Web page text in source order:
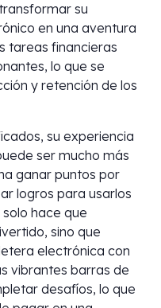
su
en una aventura
tareas financieras
lo que se
y retención de los
su experiencia
ser mucho más
ganar puntos por
logros para usarlos
hace que
sino que
electrónica con
vibrantes barras de
desafíos, lo que